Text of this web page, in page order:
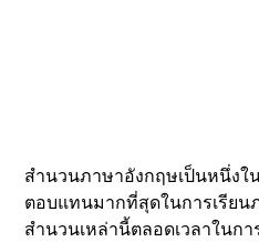
สำนวนภาษาอังกฤษเป็นหนึ่ง
ตอบแทนมากที่สุดในการเรียน
สำนวนเหล่านี้ตลอดเวลาในก